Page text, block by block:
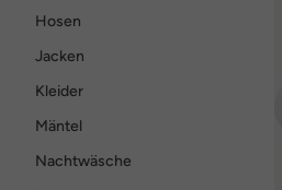
Hosen
Jacken
Kleider
Mäntel
Nachtwäsche